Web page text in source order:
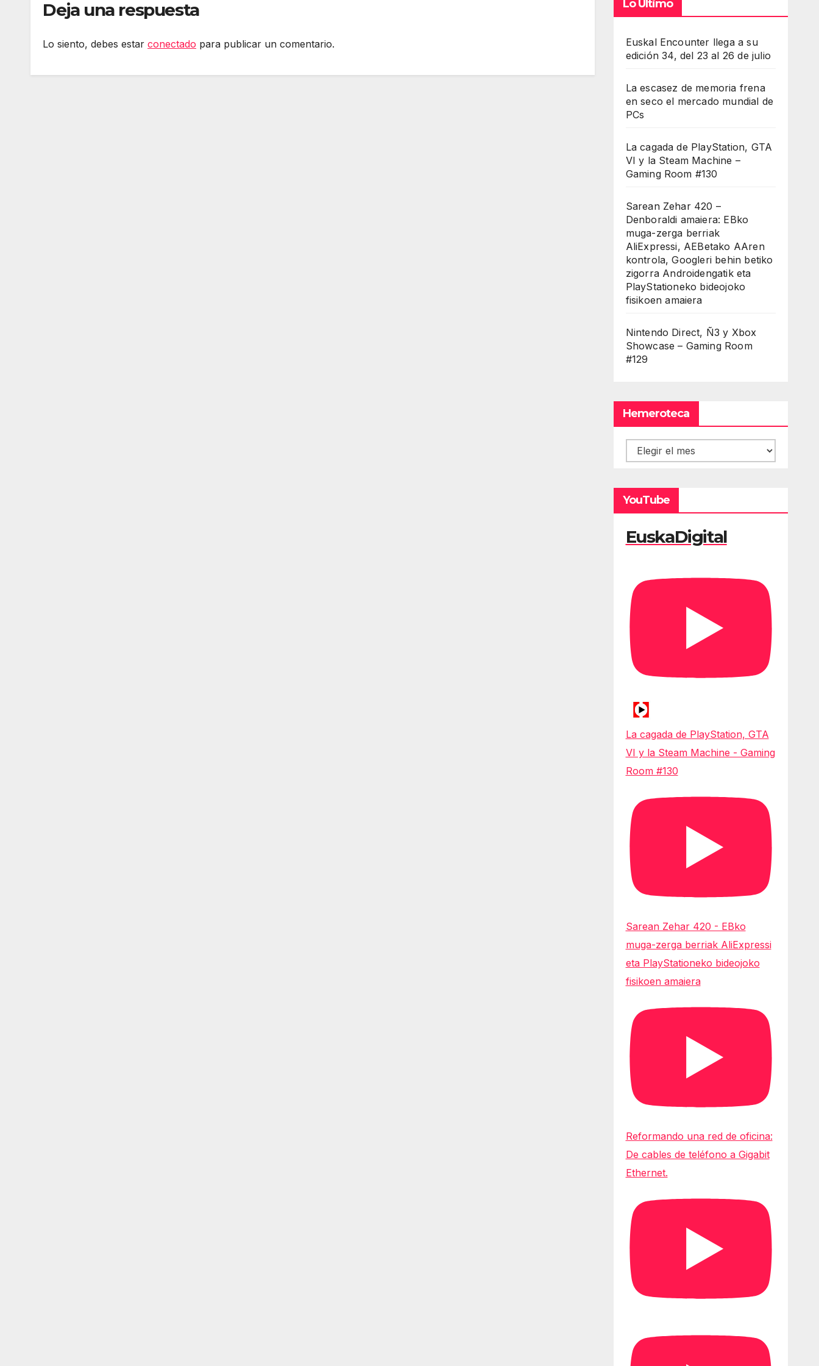
Deja una respuesta
Lo siento, debes estar conectado para publicar un comentario.
Lo Último
Euskal Encounter llega a su
edición 34, del 23 al 26 de julio
La escasez de memoria frena
en seco el mercado mundial de
PCs
La cagada de PlayStation, GTA
VI y la Steam Machine –
Gaming Room #130
Sarean Zehar 420 –
Denboraldi amaiera: EBko
muga-zerga berriak
AliExpressi, AEBetako AAren
kontrola, Googleri behin betiko
zigorra Androidengatik eta
PlayStationeko bideojoko
fisikoen amaiera
Nintendo Direct, Ñ3 y Xbox
Showcase – Gaming Room
#129
Hemeroteca
Hemeroteca
YouTube
EuskaDigital
La cagada de PlayStation, GTA
VI y la Steam Machine - Gaming
Room #130
Sarean Zehar 420 - EBko
muga-zerga berriak AliExpressi
eta PlayStationeko bideojoko
fisikoen amaiera
Reformando una red de oficina:
De cables de teléfono a Gigabit
Ethernet.